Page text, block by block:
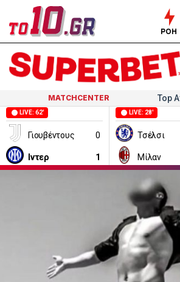
ΡΟΗ
MATCHCENTER
LIVE: 62'
Γιουβέντους 0
Ιντερ 1
LIVE: 28'
Τσέλσι
Μίλαν